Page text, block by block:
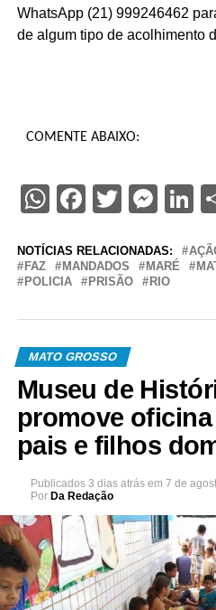
WhatsApp (21) 999246462
de algum tipo de acolhimento
COMENTE ABAIXO:
WhatsApp
Facebook
Twitter
NOTÍCIAS RELACIONADAS:
FAZ
MANDADOS MARÉ
POLICIA
PRISÃO RIO
MATO GROSSO
Museu de
promove
pais e filhos
Publicados 3 dias atrás em 7 de
Por Da Redação